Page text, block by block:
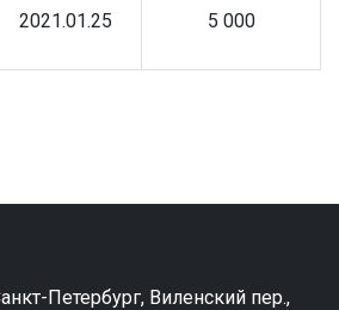
2021.01.25 5 000
Петербург, Виленский пер.,